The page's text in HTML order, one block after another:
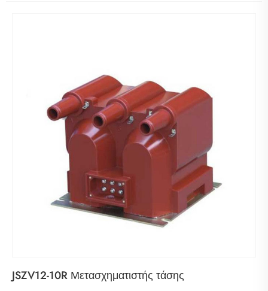
JSZV12-10R Μετασχηματιστής τάσης